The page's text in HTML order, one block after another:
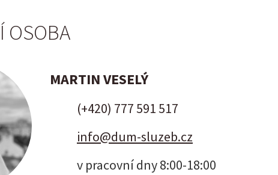
OSOBA
MARTIN VESELÝ
(+420) 777 591 517
info@dum-sluzeb.cz
v pracovní dny 8:00-18:00